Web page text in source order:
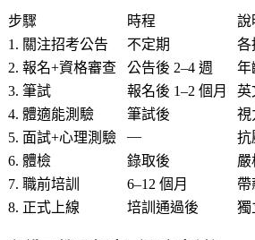
步驟 時程
說
1. 關注招考公告
不定期
各
2. 報名+資格審查
公告後 2–4 週
年
3. 筆試
報名後 1–2 個月
英
4. 體適能測驗
筆試後
視
5. 面試+心理測驗
—
抗
6. 體檢
錄取後
嚴
7. 職前培訓
6–12 個月
帶
8. 正式上線
培訓通過後 獨